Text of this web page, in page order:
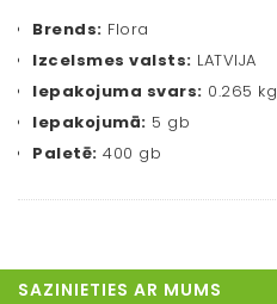
Brends: Flora
Izcelsmes valsts: LATVIJA
Iepakojuma svars: 0.265 kg
Iepakojumā: 5 gb
Paletē: 400 gb
SAZINIETIES AR MUMS